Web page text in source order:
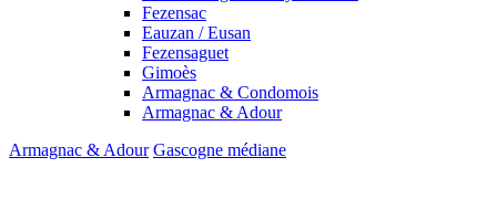
Fezensac
Eauzan / Eusan
Fezensaguet
Gimoès
Armagnac & Condomois
Armagnac & Adour
Armagnac & Adour Gascogne médiane